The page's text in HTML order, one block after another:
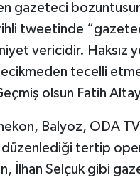
gazeteci
tweetinde
vericidir. Haksız
tecelli
olsun Fatih
Balyoz, ODA
tertip
İlhan Selçuk gibi